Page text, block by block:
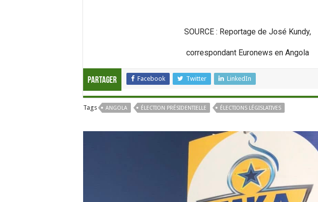
SOURCE : Reportage de José Kundy,
correspondant Euronews en Angola
Partager Facebook Twitter LinkedIn
Tags ANGOLA ÉLECTION PRÉSIDENTIELLE ÉLECTIONS LÉGISLATIVES